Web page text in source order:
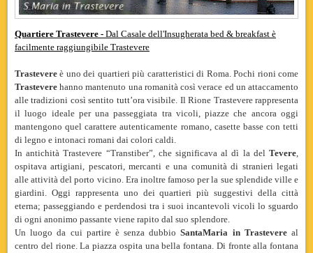
Quartiere Trastevere - Dal Casale dell'Insugherata bed & breakfast è
facilmente raggiungibile Trastevere
Trastevereè uno dei quartieri più caratteristici di Roma. Pochi rioni come
Trastevere hanno mantenuto una romanità così verace ed un attaccamento
alle tradizioni così sentito tutt’ora visibile. Il Rione Trastevere rappresenta
il luogo ideale per una passeggiata tra vicoli, piazze che ancora oggi
mantengono quel carattere autenticamente romano, casette basse con tetti
di legno e intonaci romani dai colori caldi.
In antichità Trastevere “Transtiber”, che significava al dì la del Tevere,
ospitava artigiani, pescatori, mercanti e una comunità di stranieri legati
alle attività del porto vicino. Era inoltre famoso per la sue splendide ville e
giardini. Oggi rappresenta uno dei quartieri più suggestivi della città
eterna; passeggiando e perdendosi tra i suoi incantevoli vicoli lo sguardo
di ogni anonimo passante viene rapito dal suo splendore.
Un luogo da cui partire è senza dubbioSantaMaria in Trastevereal
centro del rione. La piazza ospita una bella fontana. Di fronte alla fontana